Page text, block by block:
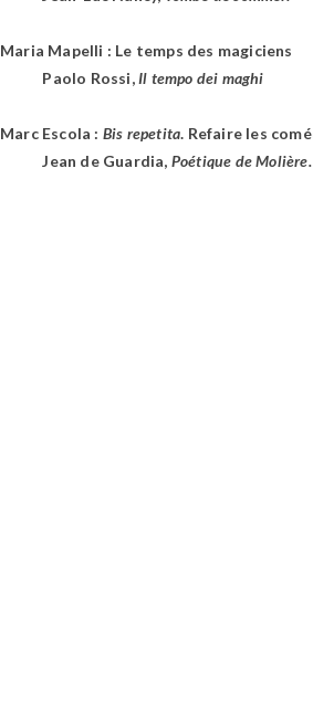
Maria Mapelli : Le temps des magiciens
Paolo Rossi,Il tempo dei maghi
Marc Escola : Bis repetita. Refaire les
Jean de Guardia, Poétique de